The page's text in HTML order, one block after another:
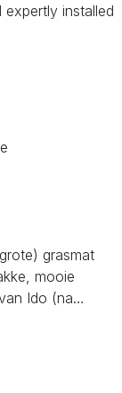
installed
grasmat
mooie
Ido (na…